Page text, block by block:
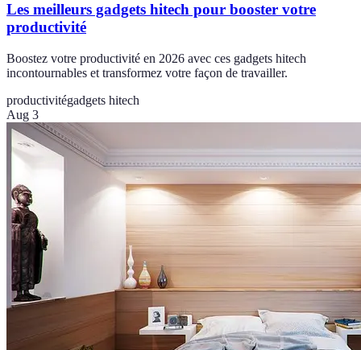
Les meilleurs gadgets hitech pour booster votre
productivité
Boostez votre productivité en 2026 avec ces gadgets hitech
incontournables et transformez votre façon de travailler.
productivitégadgets hitech
Aug 3